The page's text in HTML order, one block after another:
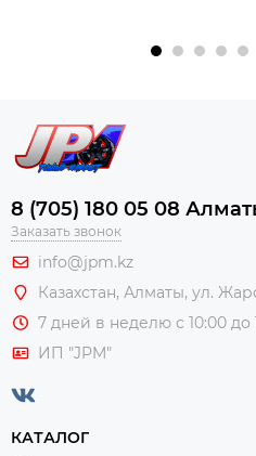
8 (705) 180 05 08
Заказать звонок
info@jpm.kz
Казахстан, Алматы, ул.
7 дней в неделю с 10:00 до
ИП "JPM"
КАТАЛОГ